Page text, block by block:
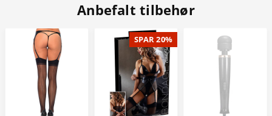
Anbefalt tilbehør
SPAR 20%